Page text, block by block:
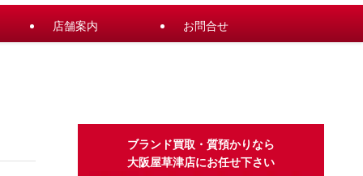
店舗案内 お問合せ
ブランド買取・質預かりなら
大阪屋草津店にお任せ下さい